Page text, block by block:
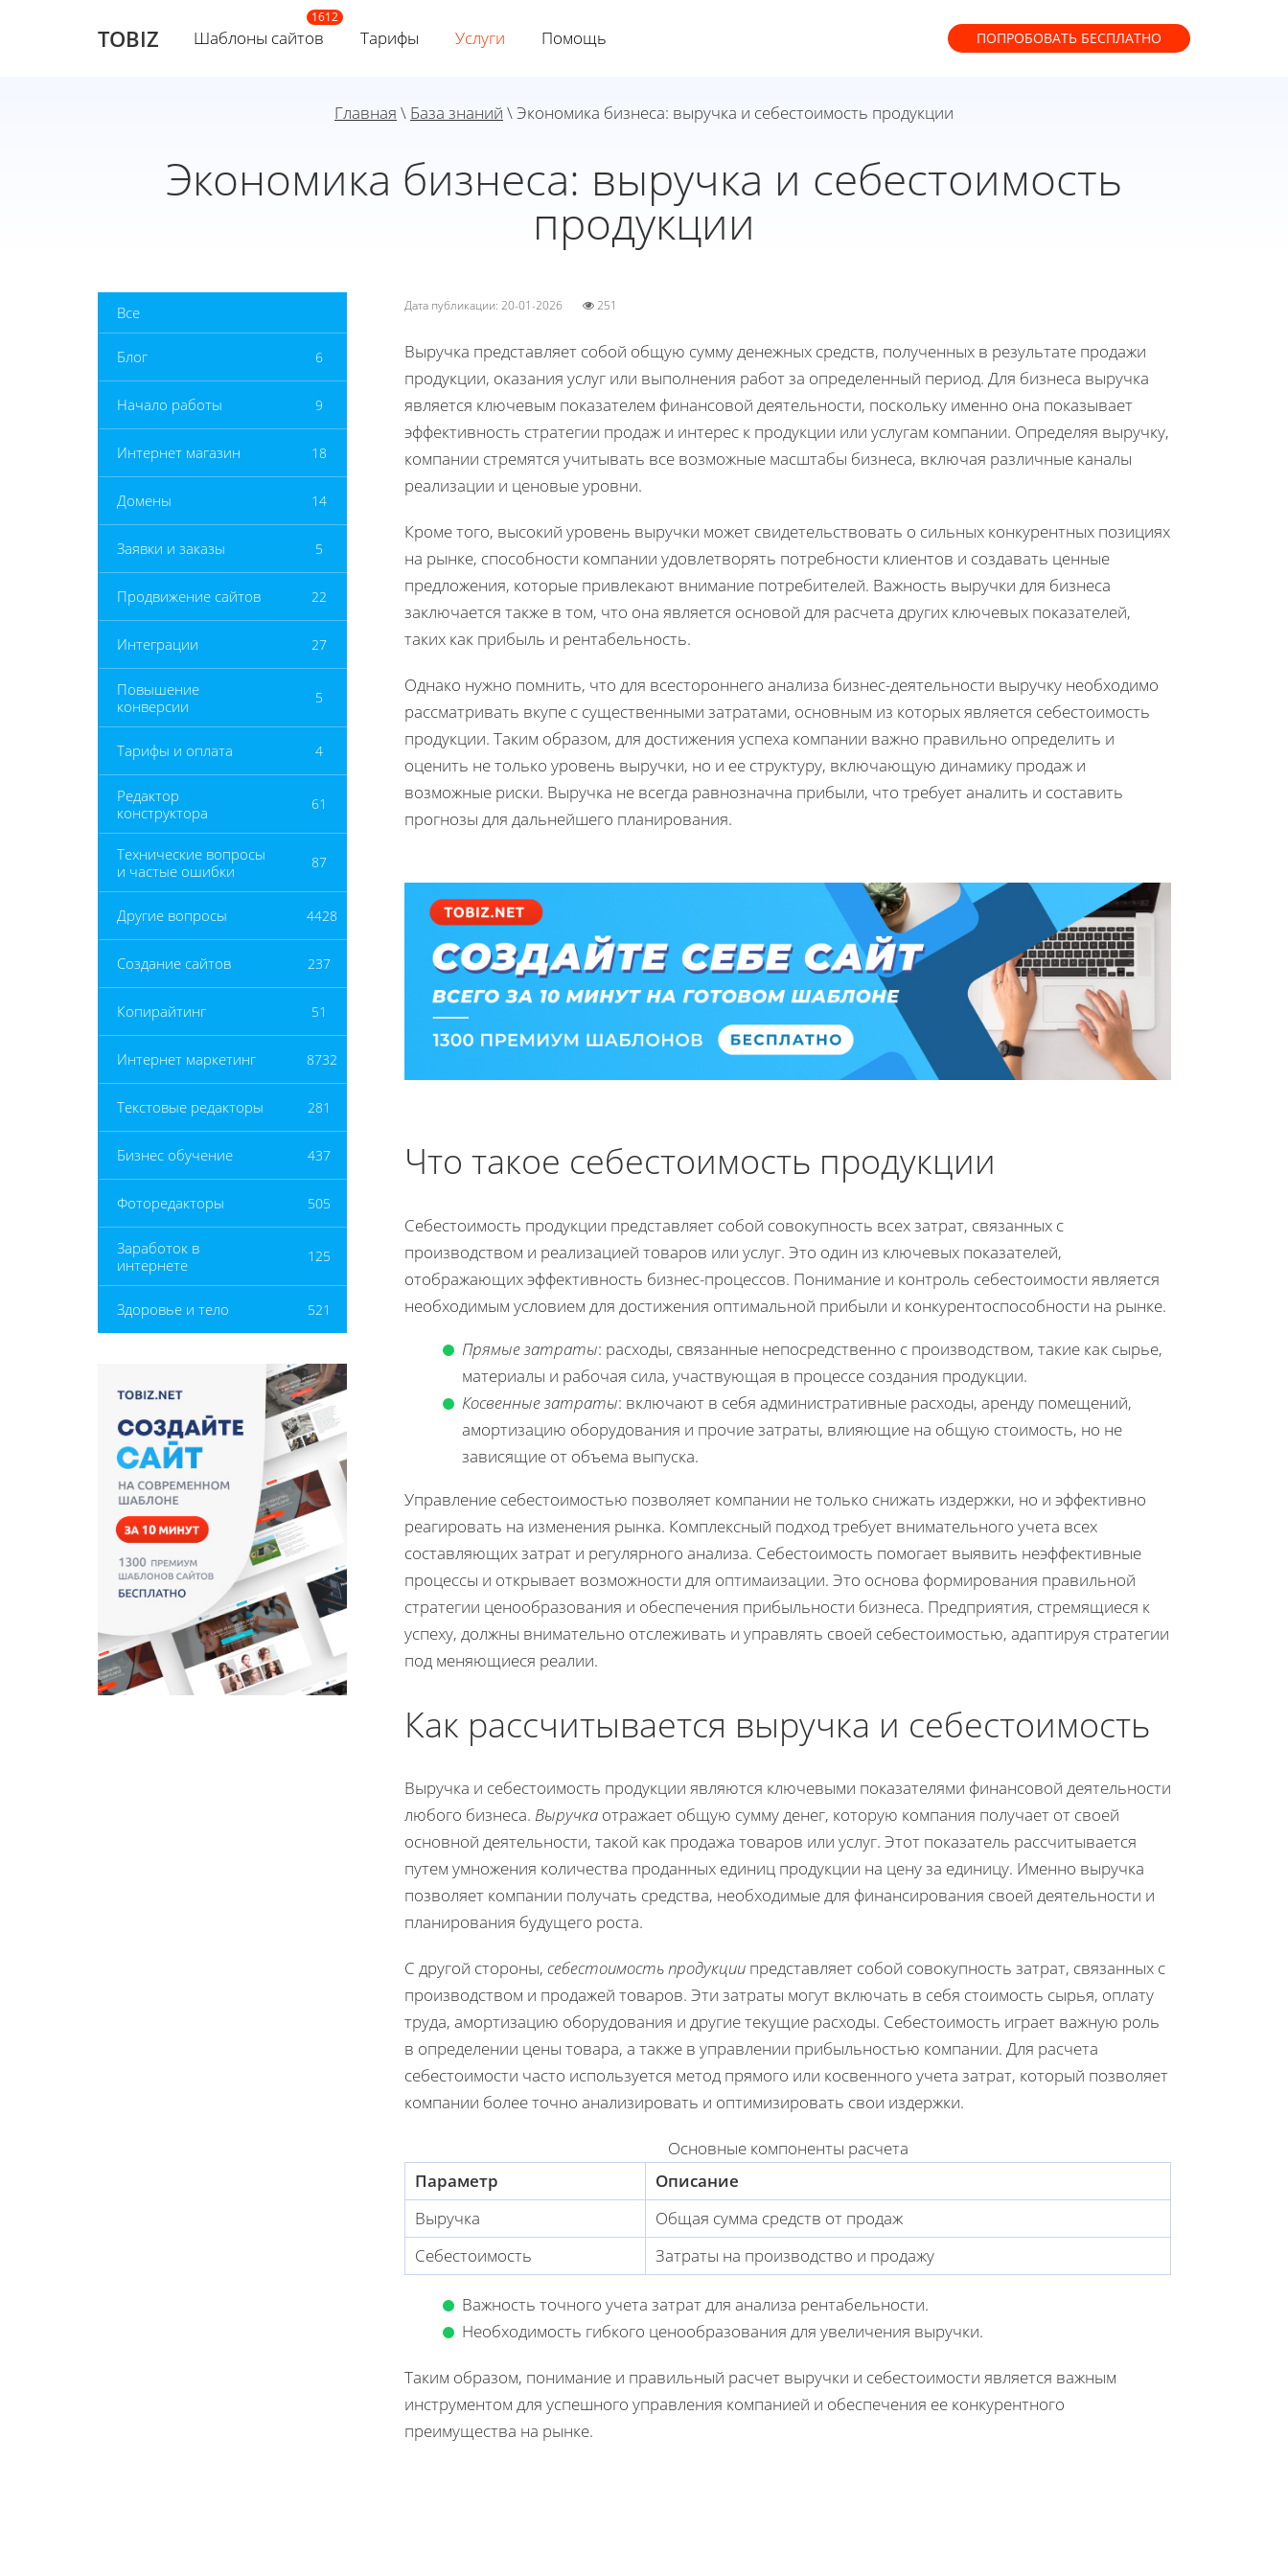
TOBIZ Шаблоны сайтов Тарифы Услуги Помощь ПОПРОБОВАТЬ БЕСПЛАТНО
Главная \ База знаний \ Экономика бизнеса: выручка и себестоимость продукции
Экономика бизнеса: выручка и себестоимость
продукции
Все
Блог 6
Начало работы 9
Интернет магазин 18
Домены 14
Заявки и заказы 5
Продвижение сайтов 22
Интеграции 27
Повышение
конверсии
5
Тарифы и оплата 4
Редактор
конструктора
61
Технические вопросы
и частые ошибки
87
Другие вопросы 4428
Создание сайтов 237
Копирайтинг 51
Интернет маркетинг 8732
Текстовые редакторы 281
Бизнес обучение 437
Фоторедакторы 505
Заработок в
интернете
125
Здоровье и тело 521
Дата публикации: 20-01-2026 251
Выручка представляет собой общую сумму денежных средств, полученных в результате продажи
продукции, оказания услуг или выполнения работ за определенный период. Для бизнеса выручка
является ключевым показателем финансовой деятельности, поскольку именно она показывает
эффективность стратегии продаж и интерес к продукции или услугам компании. Определяя выручку,
компании стремятся учитывать все возможные масштабы бизнеса, включая различные каналы
реализации и ценовые уровни.
Кроме того, высокий уровень выручки может свидетельствовать о сильных конкурентных позициях
на рынке, способности компании удовлетворять потребности клиентов и создавать ценные
предложения, которые привлекают внимание потребителей. Важность выручки для бизнеса
заключается также в том, что она является основой для расчета других ключевых показателей,
таких как прибыль и рентабельность.
Однако нужно помнить, что для всестороннего анализа бизнес-деятельности выручку необходимо
рассматривать вкупе с существенными затратами, основным из которых является себестоимость
продукции. Таким образом, для достижения успеха компании важно правильно определить и
оценить не только уровень выручки, но и ее структуру, включающую динамику продаж и
возможные риски. Выручка не всегда равнозначна прибыли, что требует аналить и составить
прогнозы для дальнейшего планирования.
Что такое себестоимость продукции
Себестоимость продукции представляет собой совокупность всех затрат, связанных с
производством и реализацией товаров или услуг. Это один из ключевых показателей,
отображающих эффективность бизнес-процессов. Понимание и контроль себестоимости является
необходимым условием для достижения оптимальной прибыли и конкурентоспособности на рынке.
Прямые затраты: расходы, связанные непосредственно с производством, такие как сырье,
материалы и рабочая сила, участвующая в процессе создания продукции.
Косвенные затраты: включают в себя административные расходы, аренду помещений,
амортизацию оборудования и прочие затраты, влияющие на общую стоимость, но не
зависящие от объема выпуска.
Управление себестоимостью позволяет компании не только снижать издержки, но и эффективно
реагировать на изменения рынка. Комплексный подход требует внимательного учета всех
составляющих затрат и регулярного анализа. Себестоимость помогает выявить неэффективные
процессы и открывает возможности для оптимаизации. Это основа формирования правильной
стратегии ценообразования и обеспечения прибыльности бизнеса. Предприятия, стремящиеся к
успеху, должны внимательно отслеживать и управлять своей себестоимостью, адаптируя стратегии
под меняющиеся реалии.
Как рассчитывается выручка и себестоимость
Выручка и себестоимость продукции являются ключевыми показателями финансовой деятельности
любого бизнеса. Выручка отражает общую сумму денег, которую компания получает от своей
основной деятельности, такой как продажа товаров или услуг. Этот показатель рассчитывается
путем умножения количества проданных единиц продукции на цену за единицу. Именно выручка
позволяет компании получать средства, необходимые для финансирования своей деятельности и
планирования будущего роста.
С другой стороны, себестоимость продукции представляет собой совокупность затрат, связанных с
производством и продажей товаров. Эти затраты могут включать в себя стоимость сырья, оплату
труда, амортизацию оборудования и другие текущие расходы. Себестоимость играет важную роль
в определении цены товара, а также в управлении прибыльностью компании. Для расчета
себестоимости часто используется метод прямого или косвенного учета затрат, который позволяет
компании более точно анализировать и оптимизировать свои издержки.
Основные компоненты расчета
Параметр
Описание
Выручка
Общая сумма средств от продаж
Себестоимость
Затраты на производство и продажу
Важность точного учета затрат для анализа рентабельности.
Необходимость гибкого ценообразования для увеличения выручки.
Таким образом, понимание и правильный расчет выручки и себестоимости является важным
инструментом для успешного управления компанией и обеспечения ее конкурентного
преимущества на рынке.